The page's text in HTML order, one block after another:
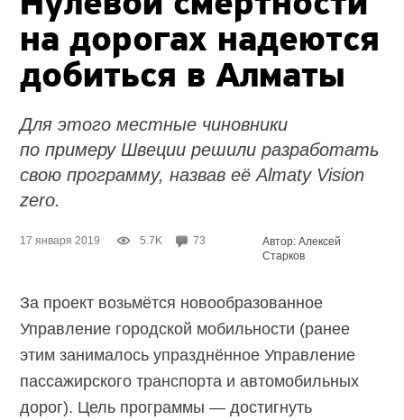
на дорогах надеются
добиться в Алматы
Для этого местные чиновники
по примеру Швеции решили разработать
свою программу, назвав её Almaty Vision
zero.
17 января 2019 5.7K 73
Автор: Алексей
Старков
За проект возьмётся новообразованное
Управление городской мобильности (ранее
этим занималось упразднённое Управление
пассажирского транспорта и автомобильных
дорог). Цель программы — достигнуть